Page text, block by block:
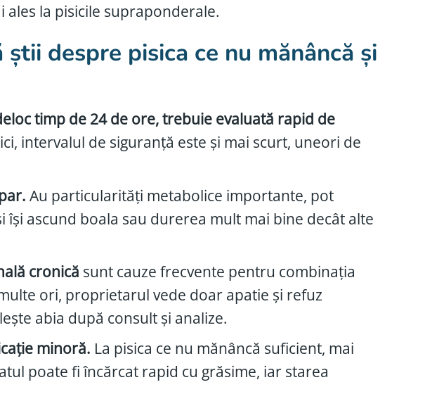
ales la pisicile supraponderale.
despre pisica ce nu mănâncă și
timp de 24 de ore, trebuie evaluată rapid de
intervalul de siguranță este și mai scurt, uneori de
Au particularități metabolice importante, pot
își ascund boala sau durerea mult mai bine decât alte
cronică sunt cauze frecvente pentru combinația
ori, proprietarul vede doar apatie și refuz
abia după consult și analize.
minoră. La pisica ce nu mănâncă suficient, mai
poate fi încărcat rapid cu grăsime, iar starea